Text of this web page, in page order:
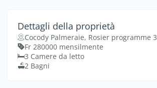
Dettagli della proprietà
Cocody Palmeraie, Rosier programme 3
Fr 280000 mensilmente
3 Camere da letto
2 Bagni